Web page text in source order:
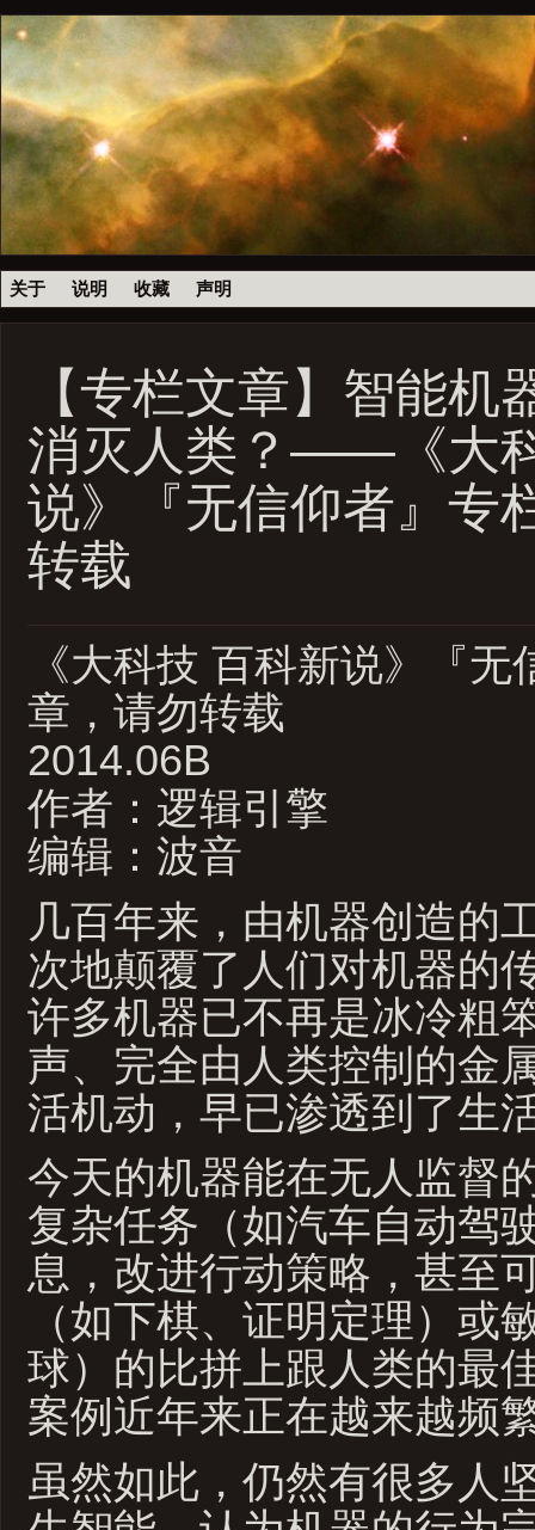
关于 说明 收藏 声明
【专栏文章】智能机
消灭人类？——《大
说》『无信仰者』专
转载
《大科技 百科新说》『
章，请勿转载
2014.06B
作者：逻辑引擎
编辑：波音
几百年来，由机器创造的
次地颠覆了人们对机器的
许多机器已不再是冰冷粗
声、完全由人类控制的金
活机动，早已渗透到了生
今天的机器能在无人监督
复杂任务（如汽车自动驾
息，改进行动策略，甚至
（如下棋、证明定理）或
球）的比拼上跟人类的最
案例近年来正在越来越频
虽然如此，仍然有很多人